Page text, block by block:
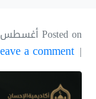
Posted onأغسطس 13, 2024
a comment